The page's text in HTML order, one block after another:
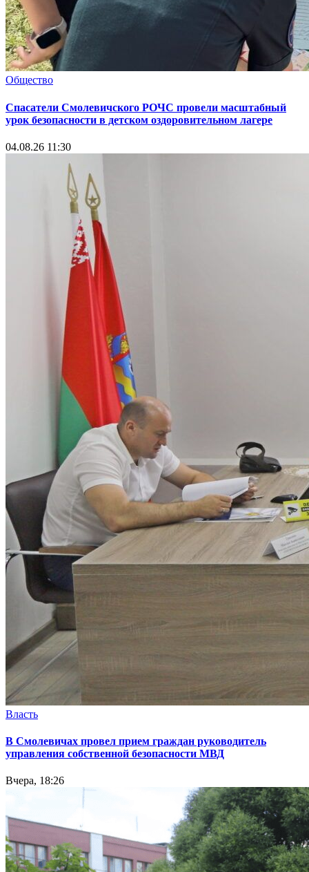
Общество
Спасатели Смолевичского РОЧС провели масштабный
урок безопасности в детском оздоровительном лагере
04.08.26 11:30
Власть
В Смолевичах провел прием граждан руководитель
управления собственной безопасности МВД
Вчера, 18:26